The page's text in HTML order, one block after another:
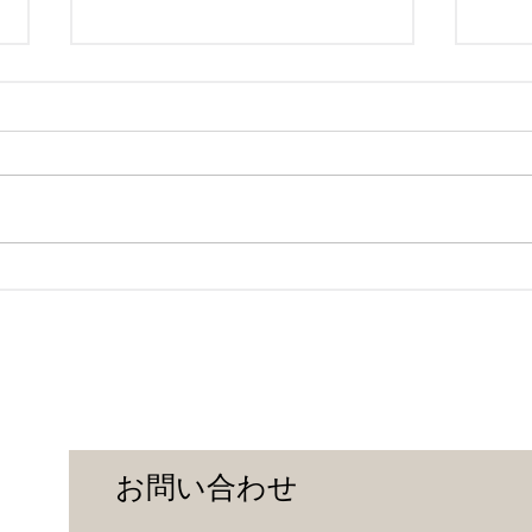
お問い合わせ